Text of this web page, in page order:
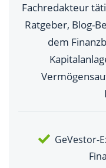
Fachredakteur
Ratgeber, Blog-
dem
GeVestor-